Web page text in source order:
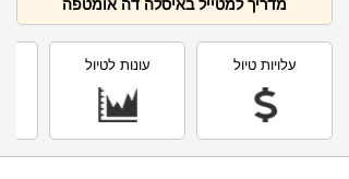
מדריך למטייל באיסלה דה אומטפה
עלויות טיול עונות לטיול